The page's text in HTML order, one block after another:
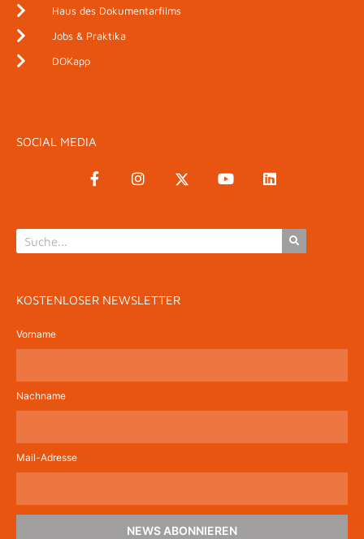
Haus des Dokumentarfilms
Jobs & Praktika
DOKapp
SOCIAL MEDIA
KOSTENLOSER NEWSLETTER
Vorname
Nachname
Mail-Adresse
NEWS ABONNIEREN